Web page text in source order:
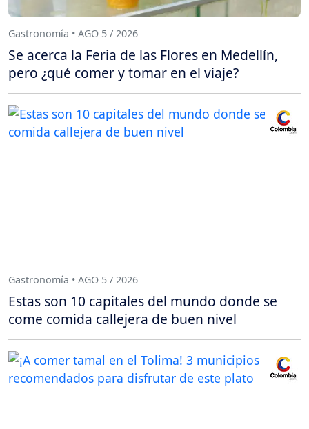
Gastronomía • AGO 5 / 2026
Se acerca la Feria de las Flores en Medellín,
pero ¿qué comer y tomar en el viaje?
Gastronomía • AGO 5 / 2026
Estas son 10 capitales del mundo donde se
come comida callejera de buen nivel